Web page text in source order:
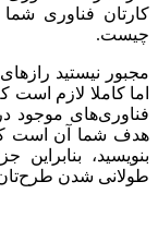
کارتان فناوری
چیست.
مجبور نیستید
اما کاملا لازم است
فناوری‌های موجود
هدف شما آن است
بنویسید، بنابراین
طولانی شدن